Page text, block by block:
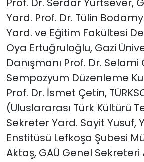
Prof. Dr. Serdar Yurtsever,
Yard. Prof. Dr. Tülin
Yard. ve Eğitim Fakültesi
Oya Ertuğruloğlu, Gazi
Danışmanı Prof. Dr.
Sempozyum Düzenleme
Prof. Dr. İsmet Çetin,
(Uluslararası Türk Kültürü
Sekreter Yard. Sayit Yusuf,
Enstitüsü Lefkoşa Şubesi
Aktaş, GAÜ Genel Sekreteri